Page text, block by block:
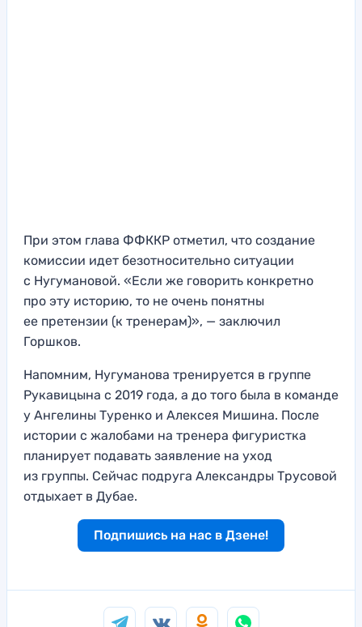
При этом глава ФФККР отметил, что создание
комиссии идет безотносительно ситуации
с Нугумановой. «Если же говорить конкретно
про эту историю, то не очень понятны
ее претензии (к тренерам)», — заключил
Горшков.
Напомним, Нугуманова тренируется в группе
Рукавицына с 2019 года, а до того была в команде
у Ангелины Туренко и Алексея Мишина. После
истории с жалобами на тренера фигуристка
планирует подавать заявление на уход
из группы. Сейчас подруга Александры Трусовой
отдыхает в Дубае.
Подпишись на нас в Дзене!